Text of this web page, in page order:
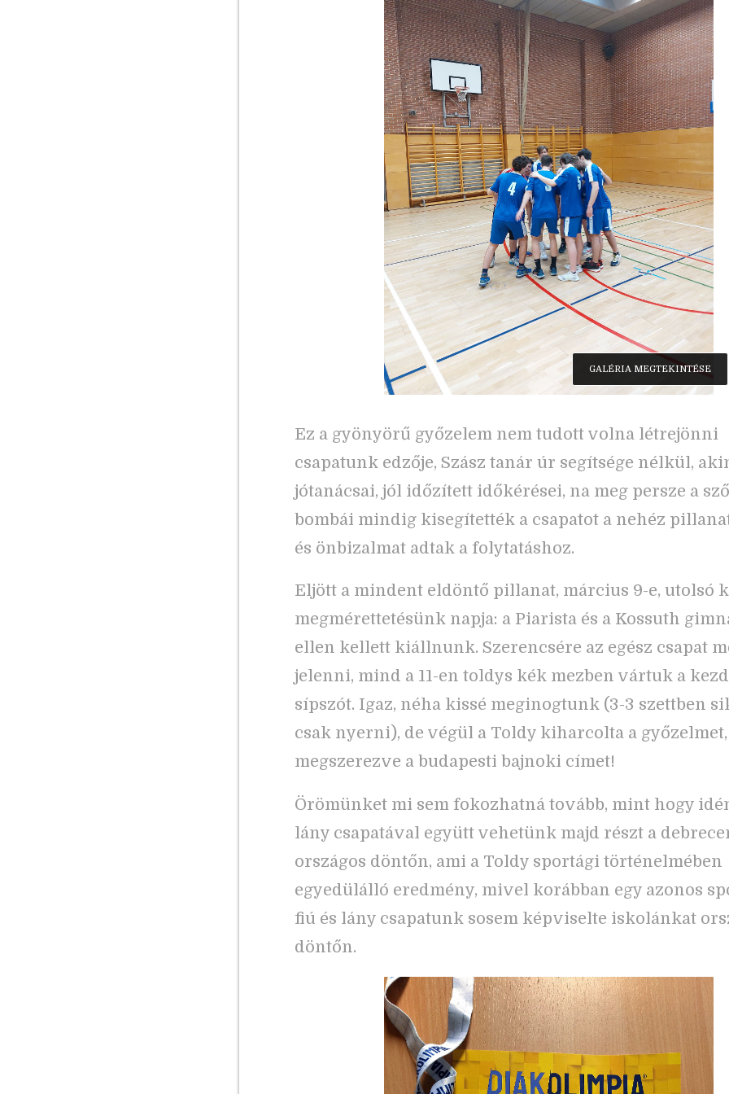
GALÉRIA MEGTEKINTÉSE
Ez a gyönyörű győzelem nem tudott volna létrejönni
csapatunk edzője, Szász tanár úr segítsége nélkül,
jótanácsai, jól időzített időkérései, na meg persze a
bombái mindig kisegítették a csapatot a nehéz
és önbizalmat adtak a folytatáshoz.
Eljött a mindent eldöntő pillanat, március 9-e, utolsó
megmérettetésünk napja: a Piarista és a Kossuth
ellen kellett kiállnunk. Szerencsére az egész csapat
jelenni, mind a 11-en toldys kék mezben vártuk a
sípszót. Igaz, néha kissé meginogtunk (3-3 szettben
csak nyerni), de végül a Toldy kiharcolta a
megszerezve a budapesti bajnoki címet!
Örömünket mi sem fokozhatná tovább, mint hogy
lány csapatával együtt vehetünk majd részt a
országos döntőn, ami a Toldy sportági történelmében
egyedülálló eredmény, mivel korábban egy azonos
fiú és lány csapatunk sosem képviselte iskolánkat
döntőn.